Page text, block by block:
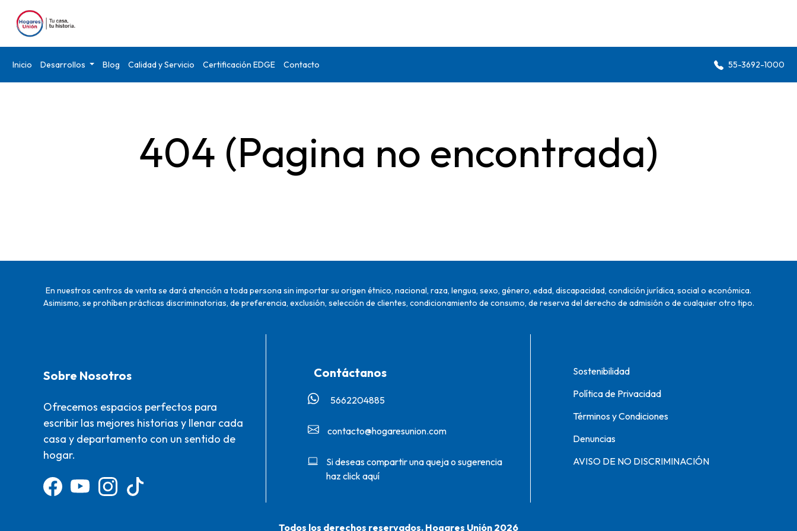
Inicio Desarrollos Blog Calidad y Servicio Certificación EDGE Contacto 55-3692-1000
404 (Pagina no encontrada)
En nuestros centros de venta se dará atención a toda persona sin importar su origen étnico, nacional, raza, lengua, sexo, género, edad, discapacidad, condición jurídica, social o económica.
Asimismo, se prohíben prácticas discriminatorias, de preferencia, exclusión, selección de clientes, condicionamiento de consumo, de reserva del derecho de admisión o de cualquier otro tipo.
Sobre Nosotros
Ofrecemos espacios perfectos para
escribir las mejores historias y llenar cada
casa y departamento con un sentido de
hogar.
Contáctanos
5662204885‬
contacto@hogaresunion.com
Si deseas compartir una queja o sugerencia
haz click aquí
Sostenibilidad
Política de Privacidad
Términos y Condiciones
Denuncias
AVISO DE NO DISCRIMINACIÓN
Todos los derechos reservados. Hogares Unión 2026